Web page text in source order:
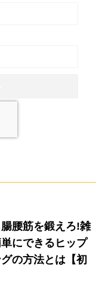
腰筋を鍛えろ!雑
にできるヒップ
の方法とは【初